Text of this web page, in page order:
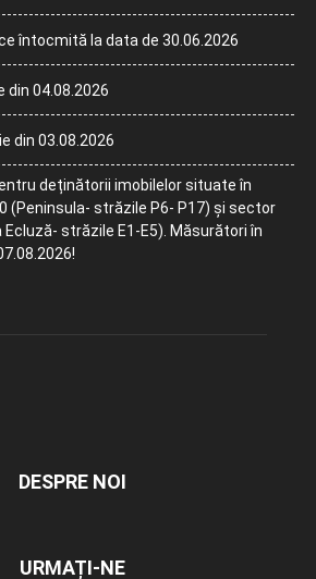
întocmită la data de 30.06.2026
din 04.08.2026
din 03.08.2026
deținătorii imobilelor situate în
(Peninsula- străzile P6- P17) și sector
străzile E1-E5). Măsurători în
DESPRE NOI
URMAȚI-NE